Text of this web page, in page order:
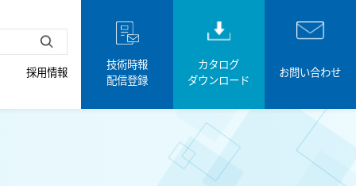
採用情報
技術時報
配信登録
カタログ
ダウンロード
お問い合わせ